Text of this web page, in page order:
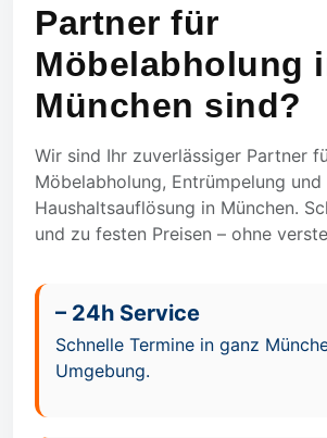
Partner für
Möbelabholung
München sind?
Wir sind Ihr zuverlässiger Partner
Möbelabholung, Entrümpelung und
Haushaltsauflösung in München.
und zu festen Preisen – ohne
– 24h Service
Schnelle Termine in ganz
Umgebung.